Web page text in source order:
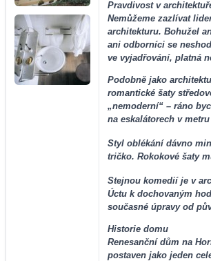
Pravdivost v
Nemůžeme zazlívat
architekturu. Bohužel
ani odborníci se
ve vyjadřování, platná
Podobně jako
romantické šaty
„nemoderní“ – ráno
na eskalátorech v
Styl oblékání dávno
tričko. Rokokové šaty
Stejnou komedií je v
Úctu k dochovaným
současné úpravy od
Historie domu
Renesanční dům na
postaven jako jeden